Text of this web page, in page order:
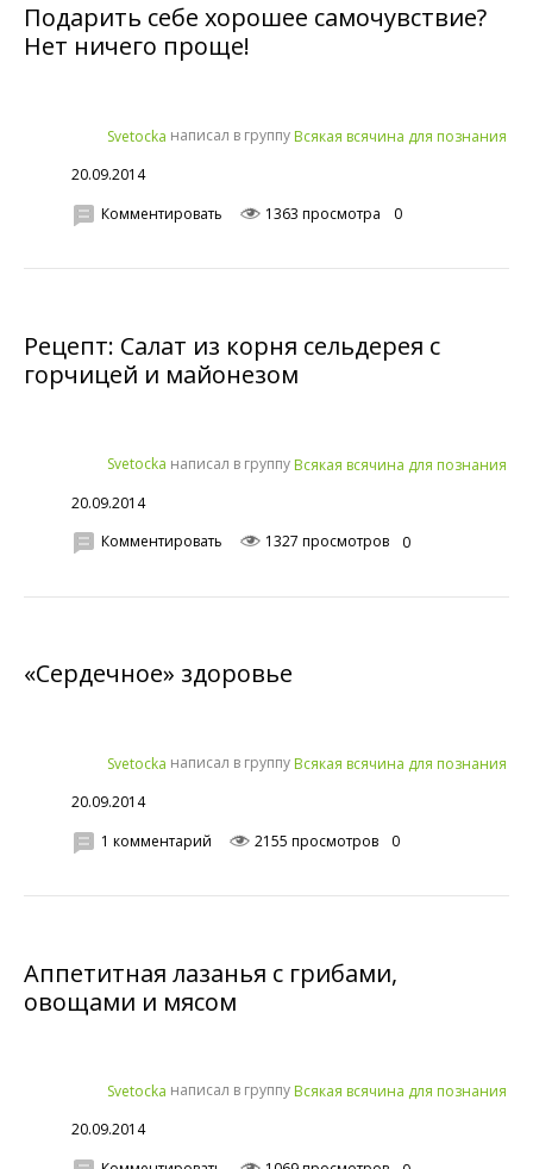
Подарить себе хорошее самочувствие?
Нет ничего проще!
Svetocka написал в группу Всякая всячина для познания
20.09.2014
Комментировать
1363 просмотра 0
Рецепт: Салат из корня сельдерея с
горчицей и майонезом
Svetocka написал в группу Всякая всячина для познания
20.09.2014
Комментировать
1327 просмотров 0
«Сердечное» здоровье
Svetocka написал в группу Всякая всячина для познания
20.09.2014
1 комментарий
2155 просмотров 0
Аппетитная лазанья с грибами,
овощами и мясом
Svetocka написал в группу Всякая всячина для познания
20.09.2014